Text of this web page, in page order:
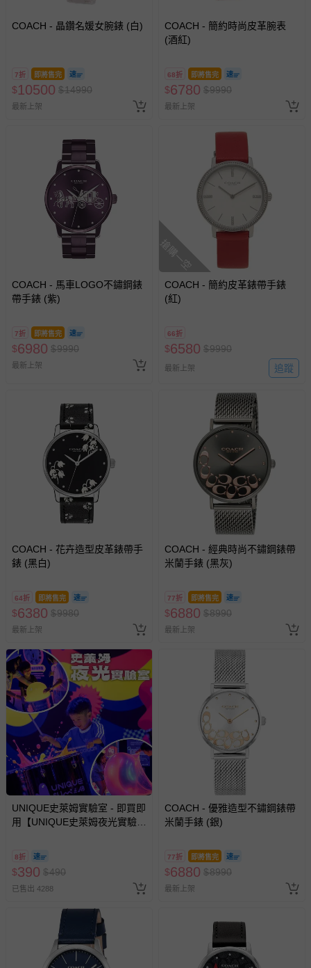
式、折價券與購物金的使用、退貨及商品運送方式等有疑
媽咪愛客服中心。
預購商品：預購為海外同步代購，遇缺貨即會通知媽咪並協
助取消退款事宜。
商品如因「價格、組合」等錯誤原因，導致無法安排出貨，
COACH - 晶鑽名媛女腕錶 (白)
7折 即將售完
$10500 $14990
最新上架
COACH - 簡約時尚皮革腕表
(酒紅)
68折 即將售完
$6780 $9990
最新上架
COACH - 馬車LOGO不鏽鋼錶
帶手錶 (紫)
7折 即將售完
$6980 $9990
最新上架
搶購一空
COACH - 簡約皮革錶帶手錶
(紅)
66折
$6580 $9990
最新上架 追蹤
COACH - 花卉造型皮革錶帶手
錶 (黑白)
64折 即將售完
$6380 $9980
最新上架
COACH - 經典時尚不鏽鋼錶帶
米蘭手錶 (黑灰)
77折 即將售完
$6880 $8990
最新上架
UNIQUE史萊姆實驗室 - 即買即
用【UNIQUE史萊姆夜光實驗室
訂單編號兌換，逾期作廢) (大
人小孩均一價(3歲以上需購票))
8折
$390 $490
已售出 4288
COACH - 優雅造型不鏽鋼錶帶
米蘭手錶 (銀)
77折 即將售完
$6880 $8990
最新上架